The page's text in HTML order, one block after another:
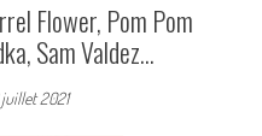
Flower, Pom Pom
Sam Valdez…
2021